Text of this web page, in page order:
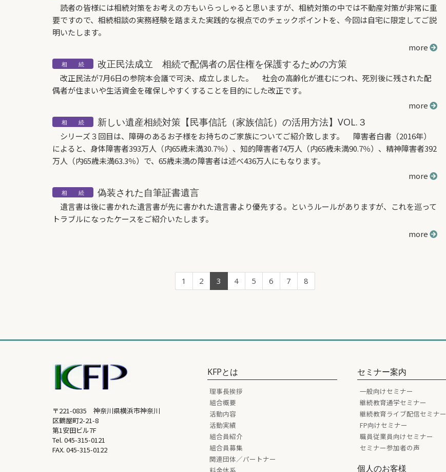
読者の皆様には相続対策をお考えの方もいらっしゃると思いますが、相続対策の中では不動産対策が非常に重
要ですので、相続相談の実務経験を踏まえた実践的な視点でのチェックポイントを、今回は自宅に限定してご説
明いたします。
more
改正民法成立 相続で配偶者の居住権を保護するための方策
改正民法が7月6日の参院本会議で可決、成立しました。 社会の高齢化が進むにつれ、死別後に残された配
偶者が住まいや生活資金を確保しやすくすることを目的にした改正です。
more
新しい遺産相続対策【民事信託（家族信託）の活用方法】VOL.３
シリーズ３回目は、障碍のあるお子様をお持ちのご家族についてご紹介致します。 障害者白書（2016年）
によると、身体障害者393万人（内65歳未満30.7％）、知的障害者74万人（内65歳未満90.7％）、精神障害者392
万人（内65歳未満63.3％）で、65歳未満の障害者は述べ436万人にもなります。
more
偽装された自筆証書遺言
遺言書は後に書かれた遺言書が先に書かれた遺言書より優先する。というルールがありますが、これを巡って
トラブルになったケースをご紹介いたします。
more
1 2 3 4 5 6 7 8
〒221-0835 神奈川県横浜市神奈川
区鶴屋町2-21-8
第1安田ビル7F
Tel. 045-315-0121
FAX. 045-315-0122
KFPとは
理事長挨拶
組合概要
活動内容
活動実績
組合員紹介
組合員募集
関連団体／パートナー
セミナー案内
一般向けセミナー
継続教育通学セミナー
継続教育ライブ配信セミナー
FP向けセミナー
職員従業員向けセミナー
セミナー参加者の声
個人のお客様